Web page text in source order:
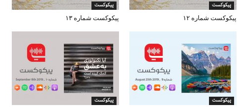
پیکوکست
پیکوکست شماره ۱۳
پیکوکست
پیکوکست شماره ۱۲
پیکوکست پیکوکست